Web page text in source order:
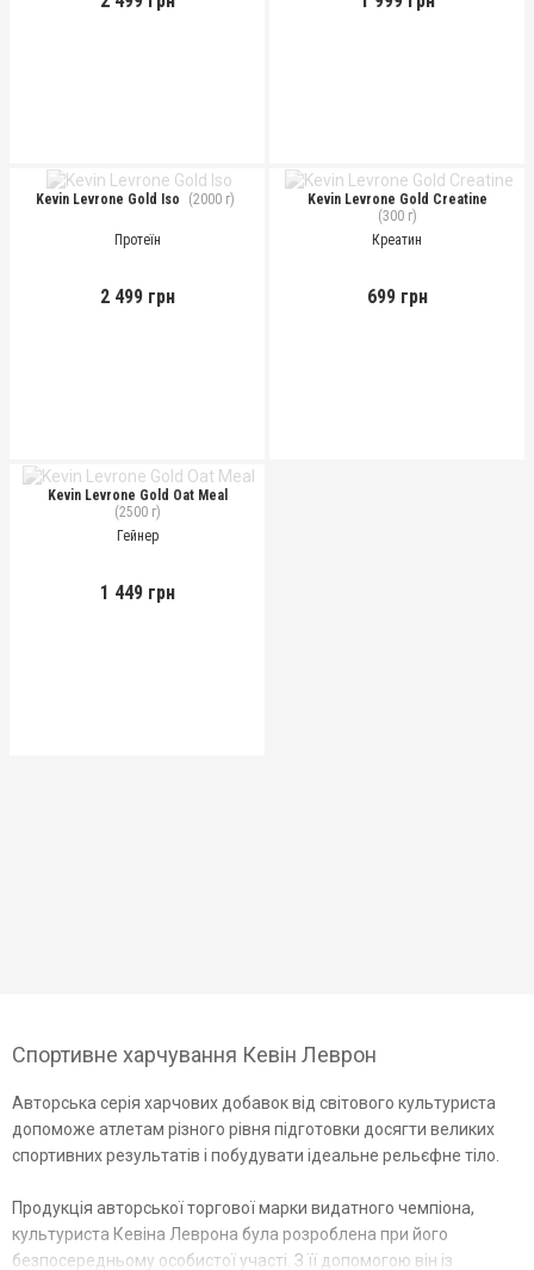
Kevin Levrone Gold Iso (2000 г)
Протеїн
2 499 грн
Kevin Levrone Gold Creatine
(300 г)
Креатин
699 грн
Kevin Levrone Gold Oat Meal
(2500 г)
Гейнер
1 449 грн
Спортивне харчування Кевін Леврон
Авторська серія харчових добавок від світового культуриста
допоможе атлетам різного рівня підготовки досягти великих
спортивних результатів і побудувати ідеальне рельєфне тіло.
Продукція авторської торгової марки видатного чемпіона,
культуриста Кевіна Леврона була розроблена при його
безпосередньому особистої участі. З її допомогою він із